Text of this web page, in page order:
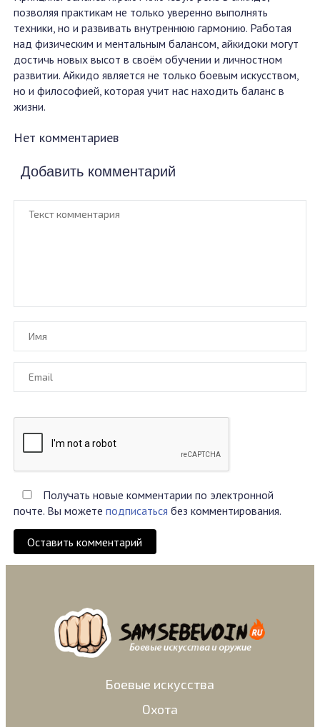
позволяя практикам не только уверенно выполнять
техники, но и развивать внутреннюю гармонию. Работая
над физическим и ментальным балансом, айкидоки могут
достичь новых высот в своём обучении и личностном
развитии. Айкидо является не только боевым искусством,
но и философией, которая учит нас находить баланс в
жизни.
Нет комментариев
Добавить комментарий
Получать новые комментарии по электронной
почте. Вы можете подписаться без комментирования.
Оставить комментарий
Боевые искусства
Охота